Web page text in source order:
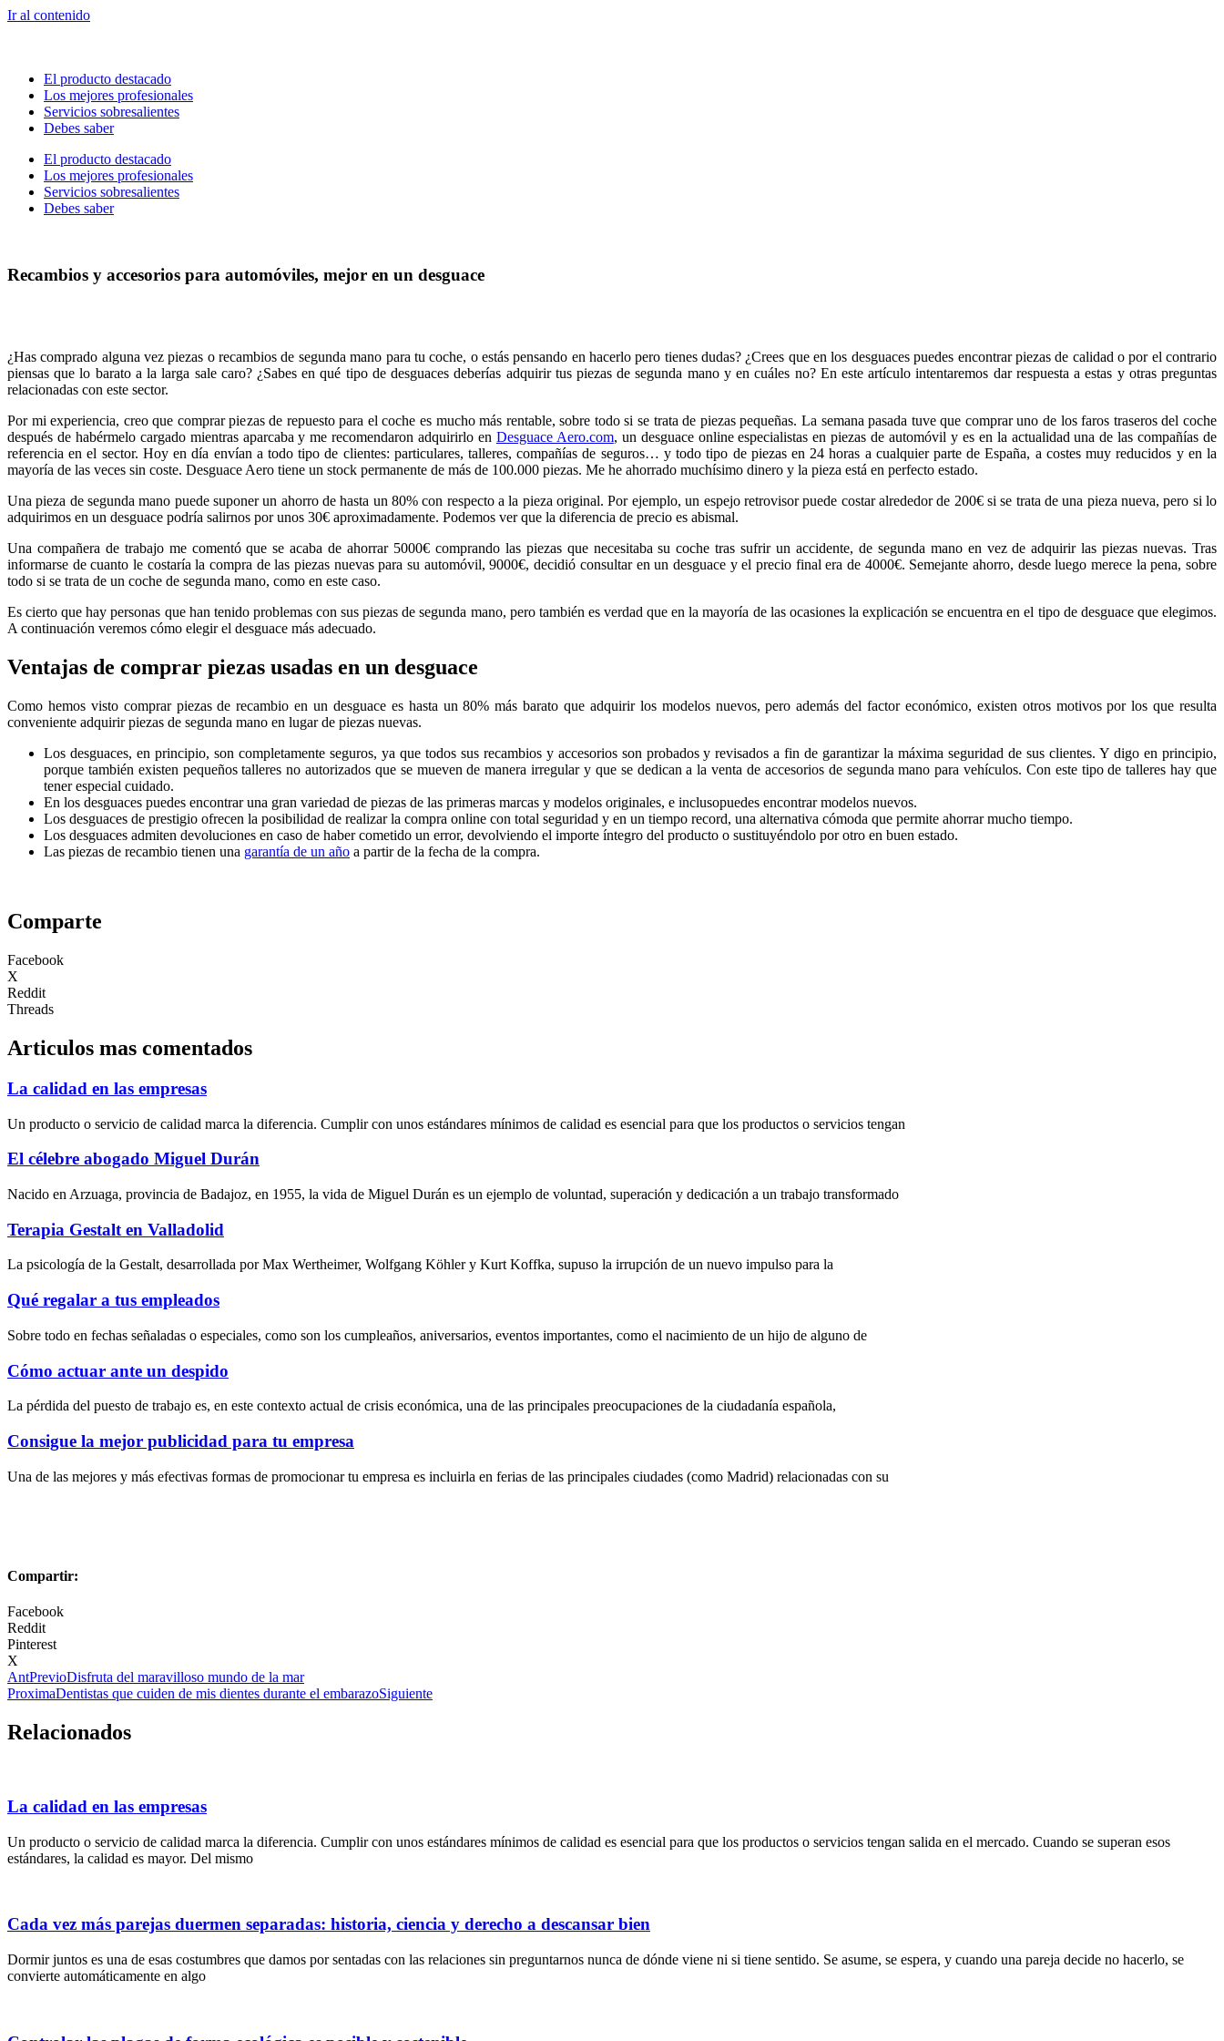
Ir al contenido
El producto destacado
Los mejores profesionales
Servicios sobresalientes
Debes saber
El producto destacado
Los mejores profesionales
Servicios sobresalientes
Debes saber
Recambios y accesorios para automóviles, mejor en un desguace
¿Has comprado alguna vez piezas o recambios de segunda mano para tu coche, o estás pensando en hacerlo pero tienes dudas? ¿Crees que en los desguaces puedes encontrar piezas de calidad o por el contrario
piensas que lo barato a la larga sale caro? ¿Sabes en qué tipo de desguaces deberías adquirir tus piezas de segunda mano y en cuáles no? En este artículo intentaremos dar respuesta a estas y otras preguntas
relacionadas con este sector.
Por mi experiencia, creo que comprar piezas de repuesto para el coche es mucho más rentable, sobre todo si se trata de piezas pequeñas. La semana pasada tuve que comprar uno de los faros traseros del coche
después de habérmelo cargado mientras aparcaba y me recomendaron adquirirlo en Desguace Aero.com, un desguace online especialistas en piezas de automóvil y es en la actualidad una de las compañías de
referencia en el sector. Hoy en día envían a todo tipo de clientes: particulares, talleres, compañías de seguros… y todo tipo de piezas en 24 horas a cualquier parte de España, a costes muy reducidos y en la
mayoría de las veces sin coste. Desguace Aero tiene un stock permanente de más de 100.000 piezas. Me he ahorrado muchísimo dinero y la pieza está en perfecto estado.
Una pieza de segunda mano puede suponer un ahorro de hasta un 80% con respecto a la pieza original. Por ejemplo, un espejo retrovisor puede costar alrededor de 200€ si se trata de una pieza nueva, pero si lo
adquirimos en un desguace podría salirnos por unos 30€ aproximadamente. Podemos ver que la diferencia de precio es abismal.
Una compañera de trabajo me comentó que se acaba de ahorrar 5000€ comprando las piezas que necesitaba su coche tras sufrir un accidente, de segunda mano en vez de adquirir las piezas nuevas. Tras
informarse de cuanto le costaría la compra de las piezas nuevas para su automóvil, 9000€, decidió consultar en un desguace y el precio final era de 4000€. Semejante ahorro, desde luego merece la pena, sobre
todo si se trata de un coche de segunda mano, como en este caso.
Es cierto que hay personas que han tenido problemas con sus piezas de segunda mano, pero también es verdad que en la mayoría de las ocasiones la explicación se encuentra en el tipo de desguace que elegimos.
A continuación veremos cómo elegir el desguace más adecuado.
Ventajas de comprar piezas usadas en un desguace
Como hemos visto comprar piezas de recambio en un desguace es hasta un 80% más barato que adquirir los modelos nuevos, pero además del factor económico, existen otros motivos por los que resulta
conveniente adquirir piezas de segunda mano en lugar de piezas nuevas.
Los desguaces, en principio, son completamente seguros, ya que todos sus recambios y accesorios son probados y revisados a fin de garantizar la máxima seguridad de sus clientes. Y digo en principio,
porque también existen pequeños talleres no autorizados que se mueven de manera irregular y que se dedican a la venta de accesorios de segunda mano para vehículos. Con este tipo de talleres hay que
tener especial cuidado.
En los desguaces puedes encontrar una gran variedad de piezas de las primeras marcas y modelos originales, e inclusopuedes encontrar modelos nuevos.
Los desguaces de prestigio ofrecen la posibilidad de realizar la compra online con total seguridad y en un tiempo record, una alternativa cómoda que permite ahorrar mucho tiempo.
Los desguaces admiten devoluciones en caso de haber cometido un error, devolviendo el importe íntegro del producto o sustituyéndolo por otro en buen estado.
Las piezas de recambio tienen una garantía de un año a partir de la fecha de la compra.
Comparte
Facebook
X
Reddit
Threads
Articulos mas comentados
La calidad en las empresas
Un producto o servicio de calidad marca la diferencia. Cumplir con unos estándares mínimos de calidad es esencial para que los productos o servicios tengan
El célebre abogado Miguel Durán
Nacido en Arzuaga, provincia de Badajoz, en 1955, la vida de Miguel Durán es un ejemplo de voluntad, superación y dedicación a un trabajo transformado
Terapia Gestalt en Valladolid
La psicología de la Gestalt, desarrollada por Max Wertheimer, Wolfgang Köhler y Kurt Koffka, supuso la irrupción de un nuevo impulso para la
Qué regalar a tus empleados
Sobre todo en fechas señaladas o especiales, como son los cumpleaños, aniversarios, eventos importantes, como el nacimiento de un hijo de alguno de
Cómo actuar ante un despido
La pérdida del puesto de trabajo es, en este contexto actual de crisis económica, una de las principales preocupaciones de la ciudadanía española,
Consigue la mejor publicidad para tu empresa
Una de las mejores y más efectivas formas de promocionar tu empresa es incluirla en ferias de las principales ciudades (como Madrid) relacionadas con su
Compartir:
Facebook
Reddit
Pinterest
X
AntPrevioDisfruta del maravilloso mundo de la mar
ProximaDentistas que cuiden de mis dientes durante el embarazoSiguiente
Relacionados
La calidad en las empresas
Un producto o servicio de calidad marca la diferencia. Cumplir con unos estándares mínimos de calidad es esencial para que los productos o servicios tengan salida en el mercado. Cuando se superan esos
estándares, la calidad es mayor. Del mismo
Cada vez más parejas duermen separadas: historia, ciencia y derecho a descansar bien
Dormir juntos es una de esas costumbres que damos por sentadas con las relaciones sin preguntarnos nunca de dónde viene ni si tiene sentido. Se asume, se espera, y cuando una pareja decide no hacerlo, se
convierte automáticamente en algo